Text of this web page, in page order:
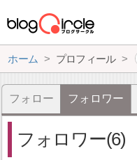
ホーム プロフィール
フォロー フォロワー
フォロワー(6)